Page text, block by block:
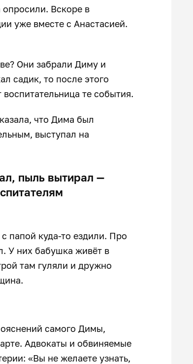
Вскоре в
уже вместе с Анастасией.
Они забрали Диму и
садик, то после этого
те события.
что Дима был
выступал на
пыль вытирал —
папой куда-то ездили. Про
У них бабушка живёт в
там гуляли и дружно
самого Димы,
Адвокаты и обвиняемые
«Вы не желаете узнать,